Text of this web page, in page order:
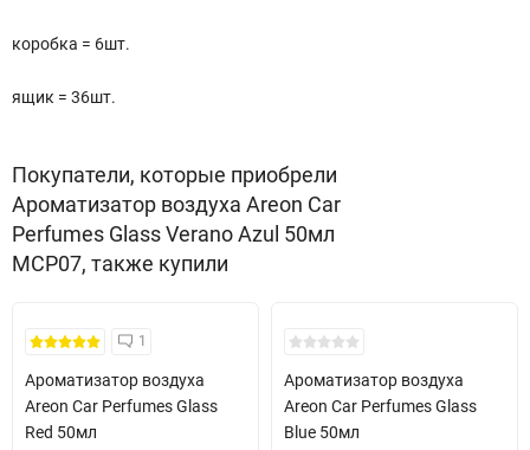
коробка = 6шт.
ящик = 36шт.
Покупатели, которые приобрели
Ароматизатор воздуха Areon Car
Perfumes Glass Verano Azul 50мл
MCP07, также купили
1
Ароматизатор воздуха
Areon Car Perfumes Glass
Red 50мл
Ароматизатор воздуха
Areon Car Perfumes Glass
Blue 50мл